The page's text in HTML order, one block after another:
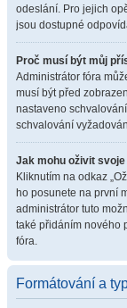
odeslání. Pro jejich
jsou dostupné
Proč musí být můj
Administrátor fóra
musí být před
nastaveno
schvalování
Jak mohu oživit
Kliknutím na odkaz
ho posunete na první
administrátor tuto
také přidáním nového
fóra.
Formátování a